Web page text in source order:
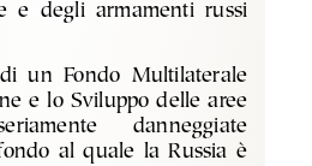
e degli armamenti russi
un Fondo Multilaterale
e lo Sviluppo delle aree
danneggiate
al quale la Russia è